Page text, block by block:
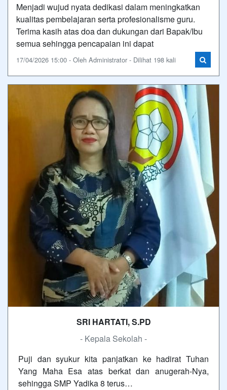
Menjadi wujud nyata dedikasi dalam meningkatkan
kualitas pembelajaran serta profesionalisme guru.
Terima kasih atas doa dan dukungan dari Bapak/Ibu
semua sehingga pencapaian ini dapat
17/04/2026 15:00 - Oleh Administrator - Dilihat 198 kali
SRI HARTATI, S.PD
- Kepala Sekolah -
Puji dan syukur kita panjatkan ke hadirat Tuhan
Yang Maha Esa atas berkat dan anugerah-Nya,
sehingga SMP Yadika 8 terus…